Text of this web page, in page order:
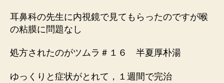
耳鼻科の先生に内視鏡で見てもらったのですが喉
の粘膜に問題なし
処方されたのがツムラ＃１６ 半夏厚朴湯
ゆっくりと症状がとれて，１週間で完治